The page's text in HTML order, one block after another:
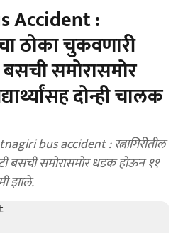
Accident :
ठोका चुकवणारी
बसची समोरासमोर
दोन्ही चालक
bus accident : रत्नागिरीतील
बसची समोरासमोर धडक होऊन ११
झाले.